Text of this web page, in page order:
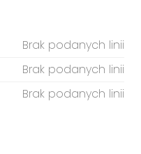
Brak podanych linii
Brak podanych linii
Brak podanych linii